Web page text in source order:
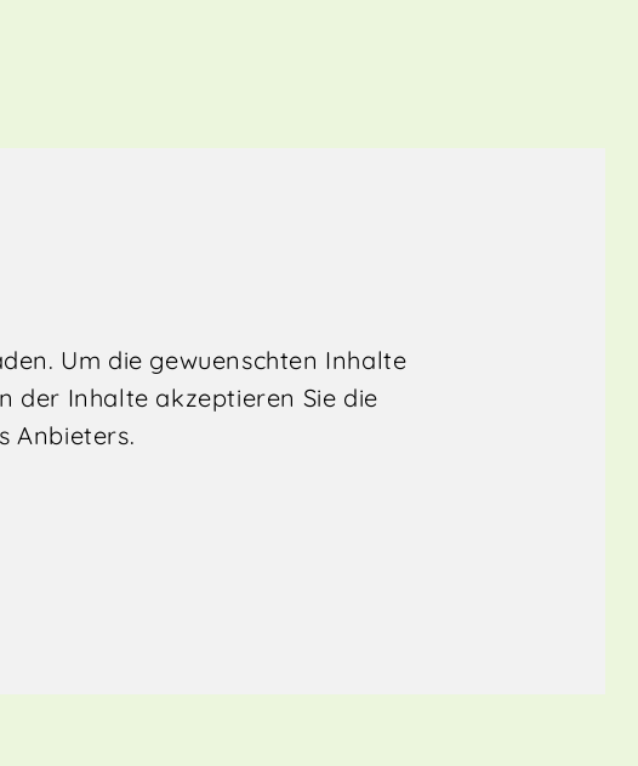
Um die gewuenschten Inhalte
der Inhalte akzeptieren Sie die
Anbieters.